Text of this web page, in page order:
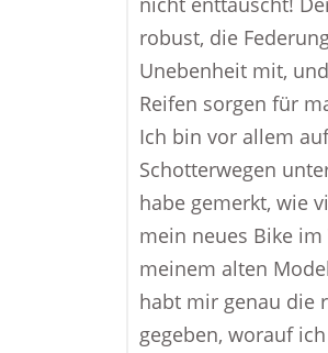
robust, die
Unebenheit mit,
Reifen sorgen für
Ich bin vor allem
Schotterwegen
habe gemerkt, wie
mein neues Bike im
meinem alten
habt mir genau die
gegeben, worauf